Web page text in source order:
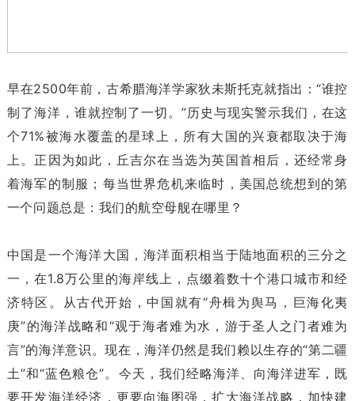
早在2500年前，古希腊海洋学家狄未斯托克就指出：“谁控
制了海洋，谁就控制了一切。”历史与现实警示我们，在这
个71%被海水覆盖的星球上，所有大国的兴衰都取决于海
上。正因为如此，丘吉尔在当选为英国首相后，还经常身
着海军的制服；每当世界危机来临时，美国总统想到的第
一个问题总是：我们的航空母舰在哪里？
中国是一个海洋大国，海洋面积相当于陆地面积的三分之
一，在1.8万公里的海岸线上，点缀着数十个港口城市和经
济特区。从古代开始，中国就有“舟楫为舆马，巨海化夷
庚”的海洋战略和“观于海者难为水，游于圣人之门者难为
言”的海洋意识。现在，海洋仍然是我们赖以生存的“第二疆
土”和“蓝色粮仓”。今天，我们经略海洋、向海洋进军，既
要开发海洋经济，更要向海图强，扩大海洋战略，加快建